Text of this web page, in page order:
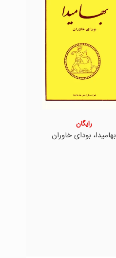
بهامیدا، بودای خاوران
رایگان